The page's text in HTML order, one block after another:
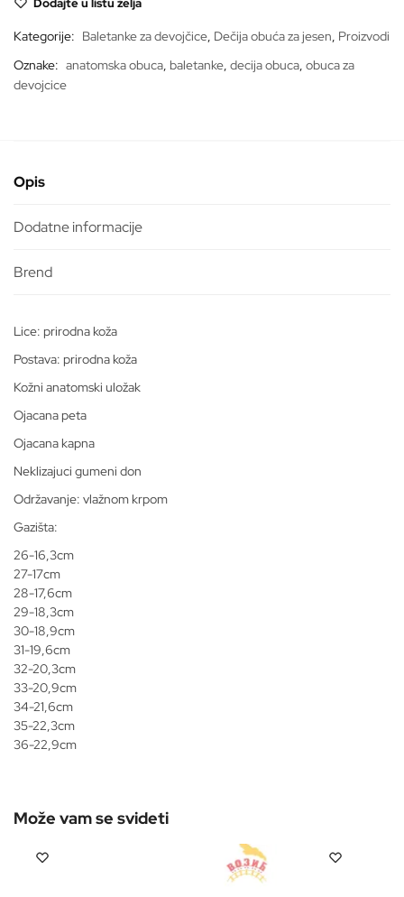
količina
Dodajte u listu želja
Kategorije: Baletanke za devojčice, Dečija obuća za jesen, Proizvodi
Oznake: anatomska obuca, baletanke, decija obuca, obuca za
devojcice
Opis
Dodatne informacije
Lice: prirodna koža
Postava: prirodna koža
Kožni anatomski uložak
Ojacana peta
Ojacana kapna
Neklizajuci gumeni don
Održavanje: vlažnom krpom
Gazišta:
26-16,3cm
27-17cm
28-17,6cm
29-18,3cm
30-18,9cm
31-19,6cm
32-20,3cm
33-20,9cm
34-21,6cm
35-22,3cm
36-22,9cm